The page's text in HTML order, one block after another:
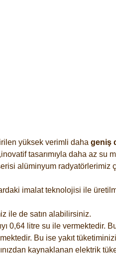
yüksek verimli daha geniş
tasarımıyla daha az su
alüminyum radyatörlerimiz
imalat teknolojisi ile
ile de satın alabilirsiniz.
0,64 litre su ile vermektedir.
Bu ise yakıt
kaynaklanan elektrik